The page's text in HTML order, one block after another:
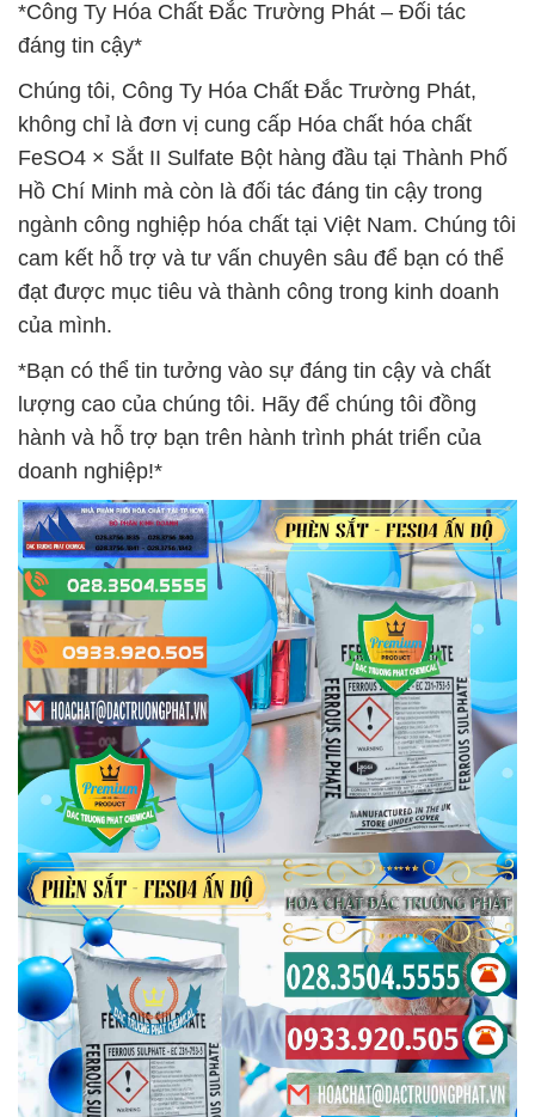
*Công Ty Hóa Chất Đắc Trường Phát – Đối tác
đáng tin cậy*
Chúng tôi, Công Ty Hóa Chất Đắc Trường Phát,
không chỉ là đơn vị cung cấp Hóa chất hóa chất
FeSO4 × Sắt II Sulfate Bột hàng đầu tại Thành Phố
Hồ Chí Minh mà còn là đối tác đáng tin cậy trong
ngành công nghiệp hóa chất tại Việt Nam. Chúng tôi
cam kết hỗ trợ và tư vấn chuyên sâu để bạn có thể
đạt được mục tiêu và thành công trong kinh doanh
của mình.
*Bạn có thể tin tưởng vào sự đáng tin cậy và chất
lượng cao của chúng tôi. Hãy để chúng tôi đồng
hành và hỗ trợ bạn trên hành trình phát triển của
doanh nghiệp!*